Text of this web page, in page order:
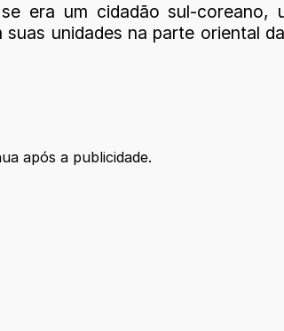
era um cidadão sul-
unidades na parte oriental
após a publicidade.